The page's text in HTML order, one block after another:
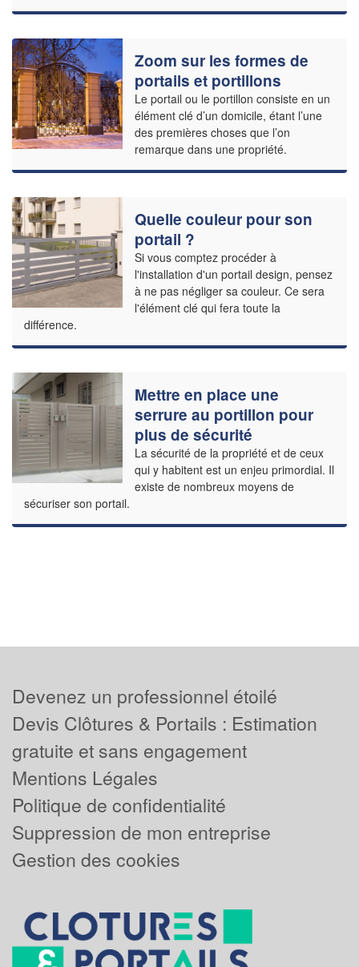
Zoom sur les formes de
portails et portillons
Le portail ou le portillon consiste en un
élément clé d’un domicile, étant l’une
des premières choses que l’on
remarque dans une propriété.
Quelle couleur pour son
portail ?
Si vous comptez procéder à
l'installation d'un portail design, pensez
à ne pas négliger sa couleur. Ce sera
l'élément clé qui fera toute la
différence.
Mettre en place une
serrure au portillon pour
plus de sécurité
La sécurité de la propriété et de ceux
qui y habitent est un enjeu primordial. Il
existe de nombreux moyens de
sécuriser son portail.
Devenez un professionnel étoilé
Devis Clôtures & Portails : Estimation
gratuite et sans engagement
Mentions Légales
Politique de confidentialité
Suppression de mon entreprise
Gestion des cookies